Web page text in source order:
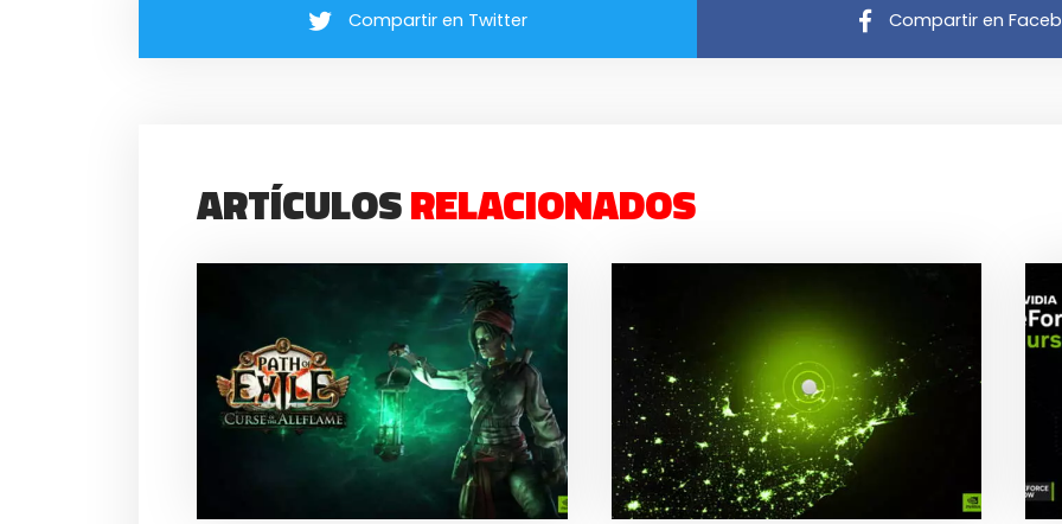
Compartir en Twitter Compartir en
ARTÍCULOSRELACIONADOS